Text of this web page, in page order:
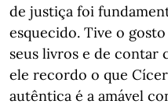
de justiça foi
esquecido. Tive o
seus livros e de contar
ele recordo o que
autêntica é a amável